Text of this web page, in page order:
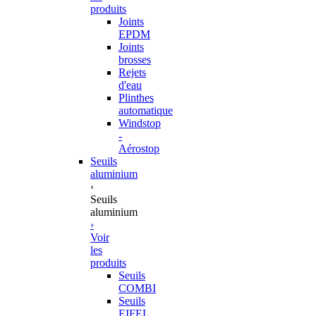
produits
Joints
EPDM
Joints
brosses
Rejets
d'eau
Plinthes
automatique
Windstop
-
Aérostop
Seuils
aluminium
‹
Seuils
aluminium
›
Voir
les
produits
Seuils
COMBI
Seuils
EIFEL